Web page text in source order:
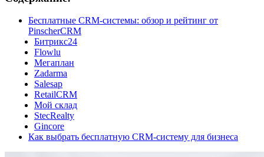
Бесплатные CRM-системы: обзор и рейтинг от
PinscherCRM
Битрикс24
Flowlu
Мегаплан
Zadarma
Salesap
RetailCRM
Мой склад
StecRealty
Gincore
Как выбрать бесплатную CRM-систему для бизнеса